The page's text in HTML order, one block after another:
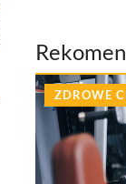
ZDROWE